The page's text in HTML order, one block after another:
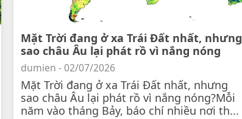
Mặt Trời đang ở xa Trái Đất nhất, nhưng
sao châu Âu lại phát rồ vì nắng nóng
dumien - 02/07/2026
Mặt Trời đang ở xa Trái Đất nhất, nhưng
sao châu Âu lại phát rồ vì nắng nóng?Mỗi
năm vào tháng Bảy, báo chí nhiều nơi th...